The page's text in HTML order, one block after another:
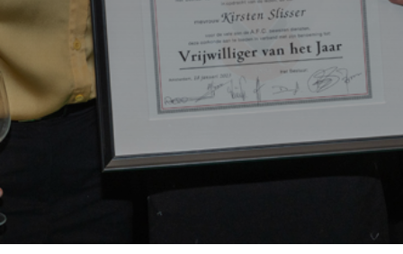
SPORTPARK GOED GENOEG
LIDMAATSCHAP